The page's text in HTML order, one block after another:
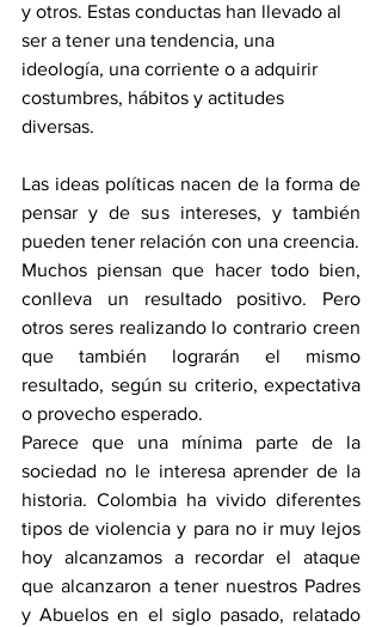
y otros. Estas conductas han llevado al
ser a tener una tendencia, una
ideología, una corriente o a adquirir
costumbres, hábitos y actitudes
diversas.
Las ideas políticas nacen de la forma de
pensar y de sus intereses, y también
Muchos piensan que hacer todo bien,
conlleva un resultado positivo. Pero
otros seres realizando lo contrario creen
que también lograrán el mismo
resultado, según su criterio, expectativa
o provecho esperado.
Parece que una mínima parte de la
sociedad no le interesa aprender de la
historia. Colombia ha vivido diferentes
tipos de violencia y para no ir muy lejos
hoy alcanzamos a recordar el ataque
que alcanzaron a tener nuestros Padres
y Abuelos en el siglo pasado, relatado